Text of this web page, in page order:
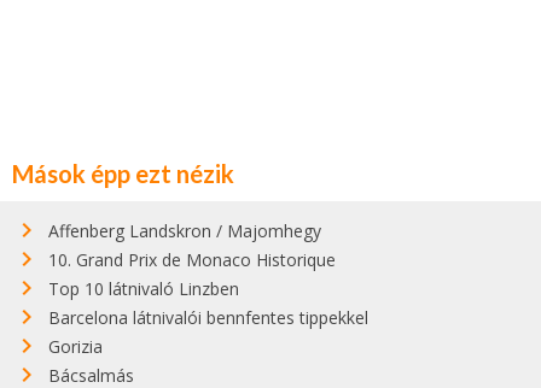
Mások épp ezt nézik
Affenberg Landskron / Majomhegy
10. Grand Prix de Monaco Historique
Top 10 látnivaló Linzben
Barcelona látnivalói bennfentes tippekkel
Gorizia
Bácsalmás